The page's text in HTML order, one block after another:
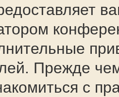
Прежде
с